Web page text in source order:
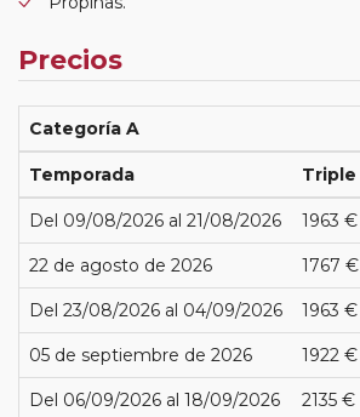
Precios
Categoría A
Temporada Triple
Del 09/08/2026 al 21/08/2026 1963 €
22 de agosto de 2026 1767 €
Del 23/08/2026 al 04/09/2026 1963 €
05 de septiembre de 2026 1922 €
Del 06/09/2026 al 18/09/2026 2135 €